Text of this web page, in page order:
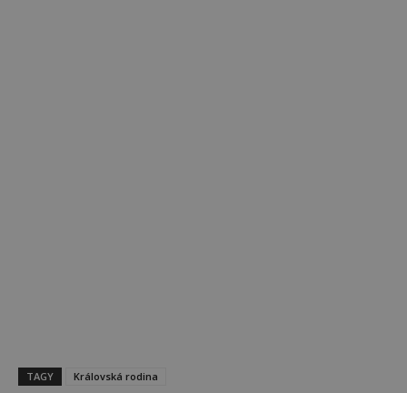
TAGY Královská rodina